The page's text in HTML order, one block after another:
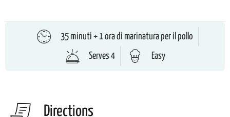
35 minuti + 1 ora di marinatura per il pollo
Serves 4
Easy
Directions